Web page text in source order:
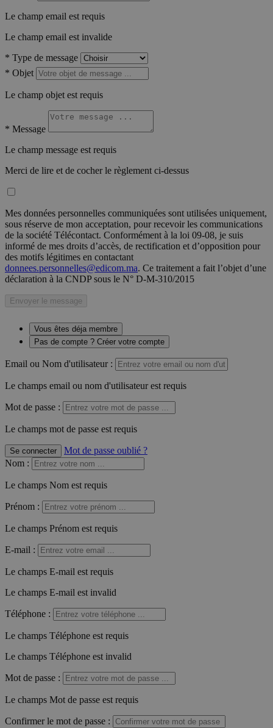
Le champ email est requis
Le champ email est invalide
* Type de message
* Objet
Le champ objet est requis
* Message
Le champ message est requis
Merci de lire et de cocher le règlement ci-dessus
Mes données personnelles communiquées sont utilisées uniquement,
sous réserve de mon acceptation, pour recevoir les communications
de la société Télécontact. Conformément à la loi 09-08, je suis
informé de mes droits d’accès, de rectification et d’opposition pour
des motifs légitimes en contactant
donnees.personnelles@edicom.ma. Ce traitement a fait l’objet d’une
déclaration à la CNDP sous le N° D-M-310/2015
Envoyer le message
Vous êtes déja membre
Pas de compte ? Créer votre compte
Email ou Nom d'utilisateur :
Le champs email ou nom d'utilisateur est requis
Mot de passe :
Le champs mot de passe est requis
Se connecter
Mot de passe oublié ?
Nom :
Le champs Nom est requis
Prénom :
Le champs Prénom est requis
E-mail :
Le champs E-mail est requis
Le champs E-mail est invalid
Téléphone :
Le champs Téléphone est requis
Le champs Téléphone est invalid
Mot de passe :
Le champs Mot de passe est requis
Confirmer le mot de passe :